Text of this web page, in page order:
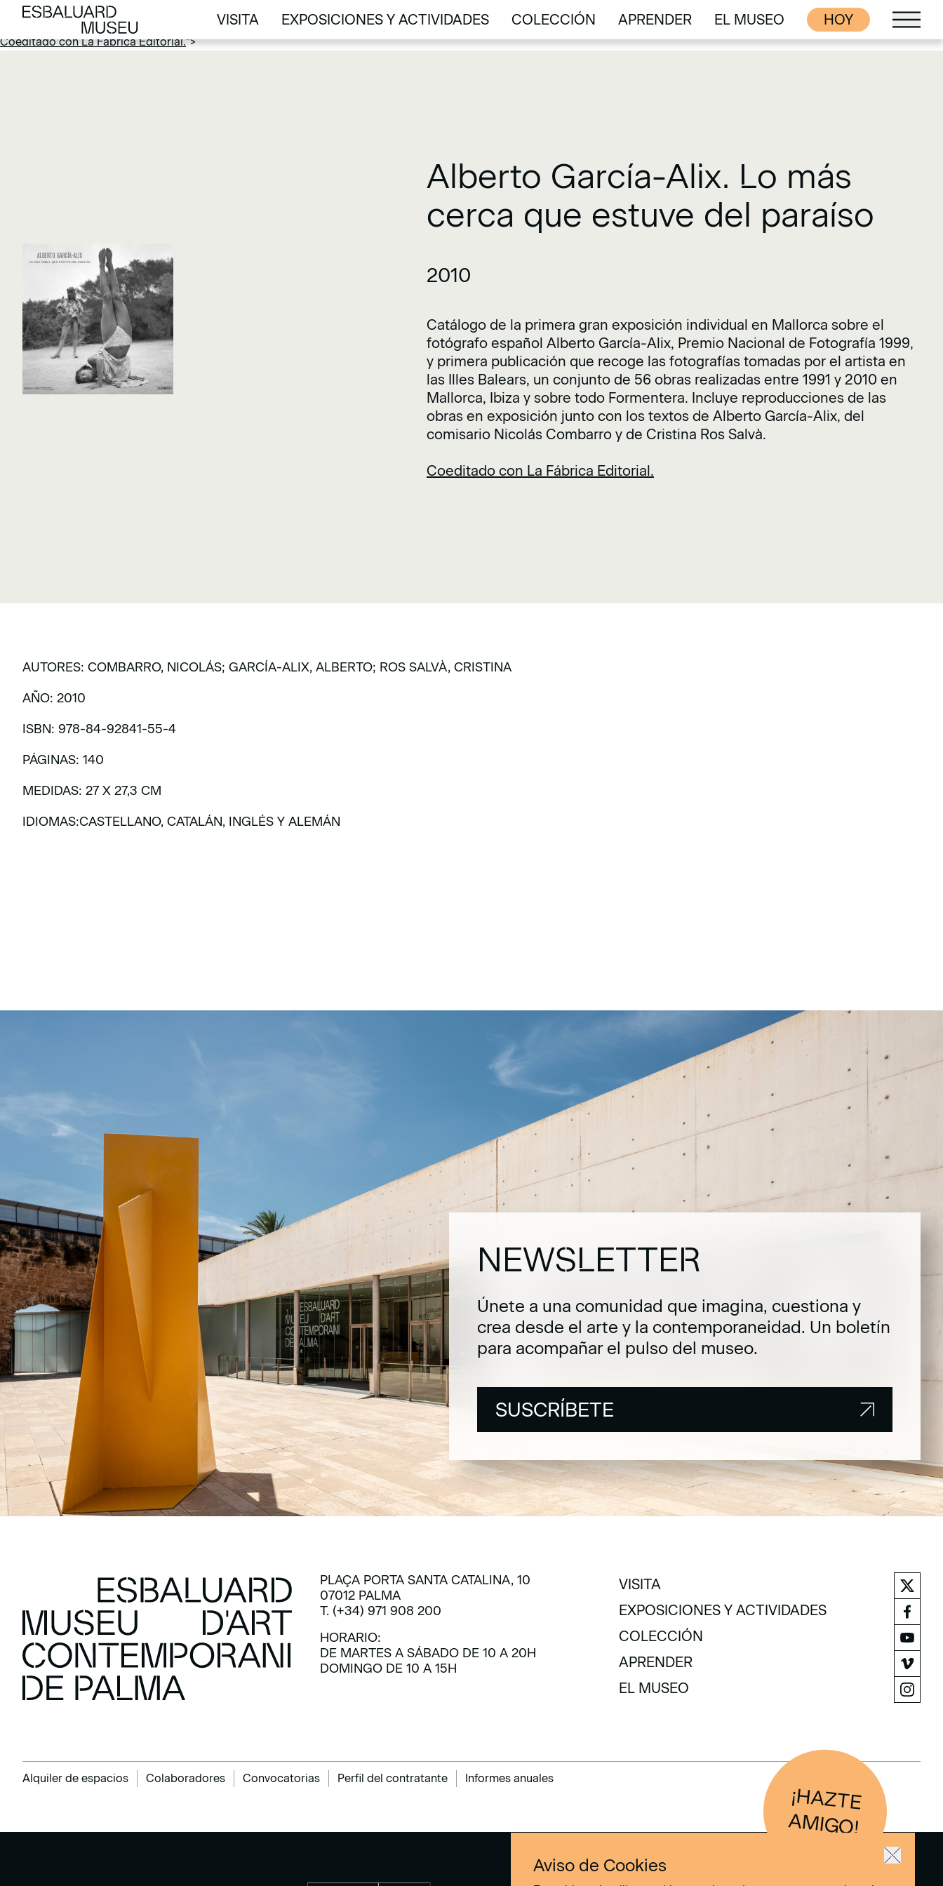
Coeditado con La Fábrica Editorial.
Coeditado con La Fábrica Editorial.">
VISITA
VISITA
EXPOSICIONES Y ACTIVIDADES
EXPOSICIONES Y ACTIVIDADES
COLECCIÓN
COLECCIÓN
APRENDER
APRENDER
EL MUSEO
EL MUSEO
HOY
Alberto García-Alix. Lo más
cerca que estuve del paraíso
2010
Catálogo de la primera gran exposición individual en Mallorca sobre el
fotógrafo español Alberto García-Alix, Premio Nacional de Fotografía 1999,
y primera publicación que recoge las fotografías tomadas por el artista en
las Illes Balears, un conjunto de 56 obras realizadas entre 1991 y 2010 en
Mallorca, Ibiza y sobre todo Formentera. Incluye reproducciones de las
obras en exposición junto con los textos de Alberto García-Alix, del
comisario Nicolás Combarro y de Cristina Ros Salvà.
Coeditado con La Fábrica Editorial.
AUTORES: COMBARRO, NICOLÁS; GARCÍA-ALIX, ALBERTO; ROS SALVÀ, CRISTINA
AÑO: 2010
ISBN: 978-84-92841-55-4
PÁGINAS: 140
MEDIDAS: 27 X 27,3 CM
IDIOMAS:CASTELLANO, CATALÁN, INGLÉS Y ALEMÁN
NEWSLETTER
Únete a una comunidad que imagina, cuestiona y
crea desde el arte y la contemporaneidad. Un boletín
para acompañar el pulso del museo.
SUSCRÍBETE
PLAÇA PORTA SANTA CATALINA, 10
07012 PALMA
T. (+34) 971 908 200
HORARIO:
DE MARTES A SÁBADO DE 10 A 20H
DOMINGO DE 10 A 15H
VISITA
VISITA
EXPOSICIONES Y ACTIVIDADES
EXPOSICIONES Y ACTIVIDADES
COLECCIÓN
COLECCIÓN
APRENDER
APRENDER
EL MUSEO
Alquiler de espacios Colaboradores Convocatorias Perfil del contratante Informes anuales
¡H
AZTE
AM
IG
O
!
Aviso de Cookies